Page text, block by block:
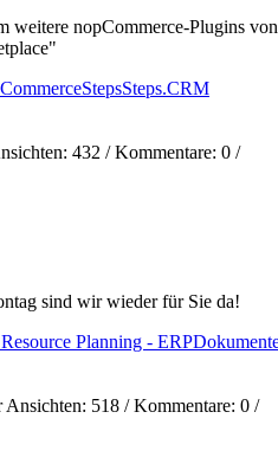
weitere nopCommerce-Plugins
StepsSteps.CRM
432 / Kommentare: 0 /
sind wir wieder für Sie da!
Planning - ERP
518 / Kommentare: 0 /